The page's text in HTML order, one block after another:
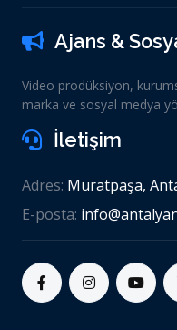
Ajans &
Video prodüksiyon,
marka ve sosyal medya
İletişim
Adres: Muratpaşa,
E-posta: